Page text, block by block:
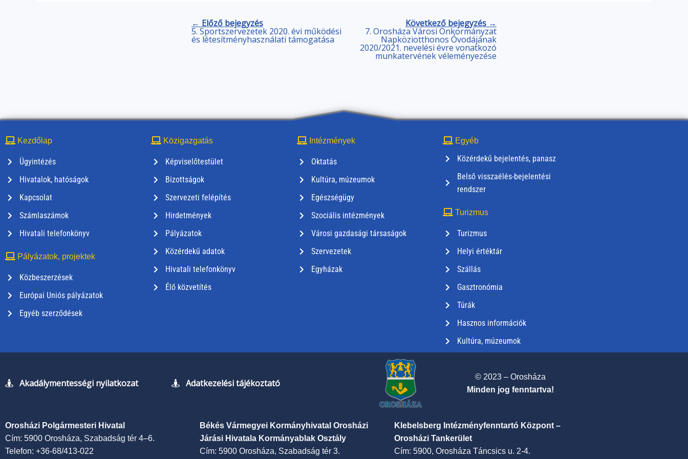
← Előző bejegyzés
5. Sportszervezetek 2020. évi működési
és létesítményhasználati támogatása
Következő bejegyzés →
7. Orosháza Városi Önkormányzat
Napköziotthonos Óvodájának
2020/2021. nevelési évre vonatkozó
munkatervének véleményezése
Kezdőlap
Ügyintézés
Hivatalok, hatóságok
Kapcsolat
Számlaszámok
Hivatali telefonkönyv
Pályázatok, projektek
Közbeszerzések
Európai Uniós pályázatok
Egyéb szerződések
Közigazgatás
Képviselőtestület
Bizottságok
Szervezeti felépítés
Hirdetmények
Pályázatok
Közérdekű adatok
Hivatali telefonkönyv
Élő közvetítés
Intézmények
Oktatás
Kultúra, múzeumok
Egészségügy
Szociális intézmények
Városi gazdasági társaságok
Szervezetek
Egyházak
Egyéb
Közérdekű bejelentés, panasz
Belső visszaélés-bejelentési
rendszer
Turizmus
Turizmus
Helyi értéktár
Szállás
Gasztronómia
Túrák
Hasznos információk
Kultúra, múzeumok
Akadálymentességi nyilatkozat Adatkezelési tájékoztató
© 2023 – Orosháza
Minden jog fenntartva!
Orosházi Polgármesteri Hivatal
Cím: 5900 Orosháza, Szabadság tér 4–6.
Telefon: +36-68/413-022
Békés Vármegyei Kormányhivatal Orosházi
Járási Hivatala Kormányablak Osztály
Cím: 5900 Orosháza, Szabadság tér 3.
Klebelsberg Intézményfenntartó Központ –
Orosházi Tankerület
Cím: 5900, Orosháza Táncsics u. 2-4.